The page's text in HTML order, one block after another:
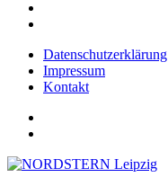
Datenschutzerklärung
Impressum
Kontakt